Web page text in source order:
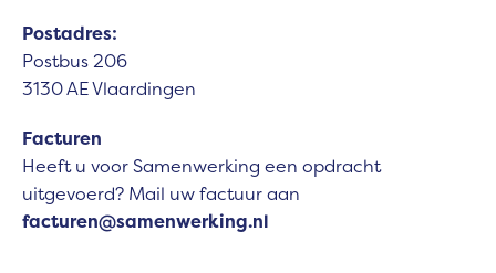
Postadres:
Postbus 206
3130 AE Vlaardingen
Facturen
Heeft u voor Samenwerking een opdracht
uitgevoerd? Mail uw factuur aan
facturen@samenwerking.nl